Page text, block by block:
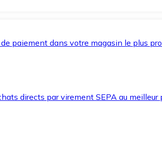
paiement dans votre magasin le plus
directs par virement SEPA au meilleur